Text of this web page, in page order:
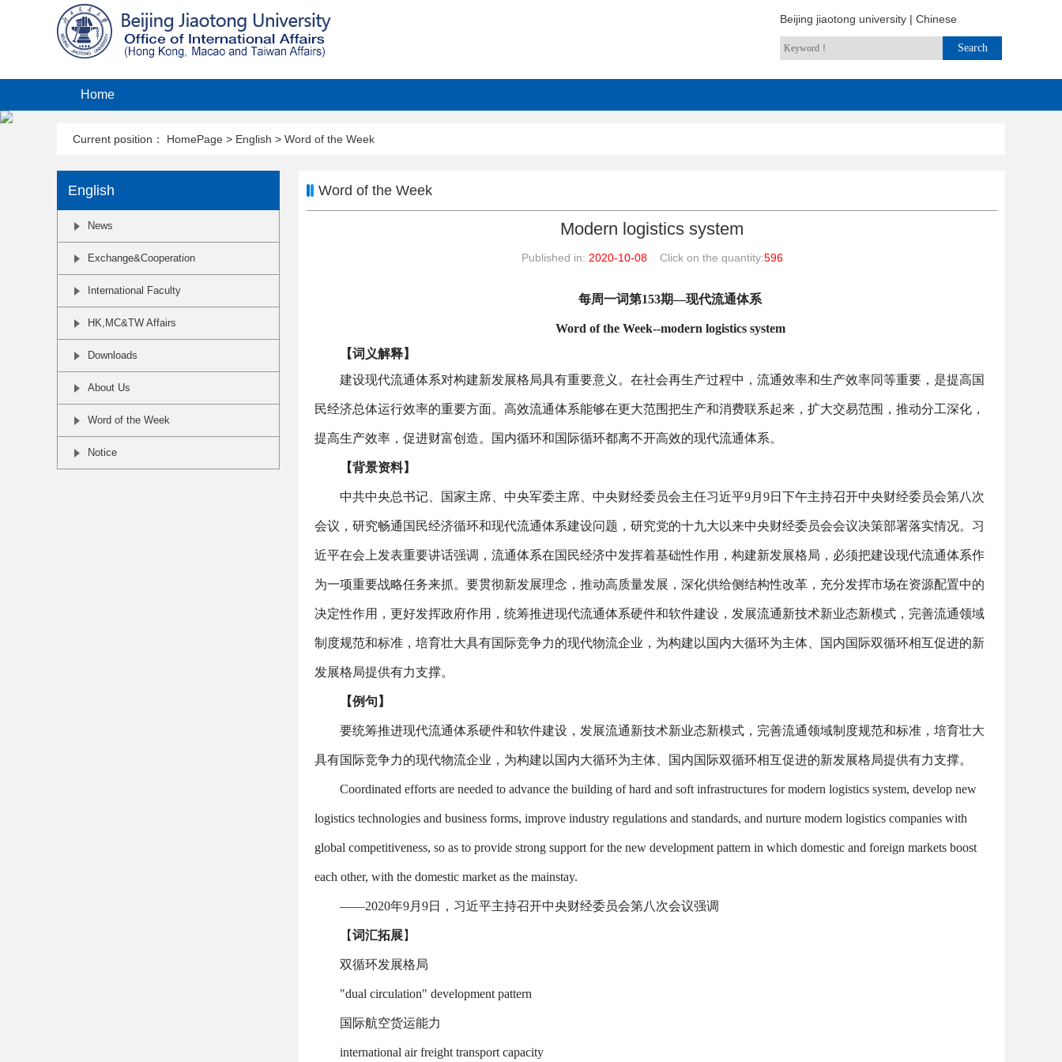
Beijing jiaotong university | Chinese
Home
Current position： HomePage > English > Word of the Week
English
News
Exchange&Cooperation
International Faculty
HK,MC&TW Affairs
Downloads
About Us
Word of the Week
Notice
Word of the Week
Modern logistics system
Published in: 2020-10-08Click on the quantity:596
每周一词第153期—现代流通体系
Word of the Week--modern logistics system
【词义解释】
建设现代流通体系对构建新发展格局具有重要意义。在社会再生产过程中，流通效率和生产效率同等重要，是提高国
民经济总体运行效率的重要方面。高效流通体系能够在更大范围把生产和消费联系起来，扩大交易范围，推动分工深化，
提高生产效率，促进财富创造。国内循环和国际循环都离不开高效的现代流通体系。
【背景资料】
中共中央总书记、国家主席、中央军委主席、中央财经委员会主任习近平9月 9日下午主持召开中央财经委员会第八次
会议，研究畅通国民经济循环和现代流通体系建设问题，研究党的十九大以来中央财经委员会会议决策部署落实情况。习
近平在会上发表重要讲话强调，流通体系在国民经济中发挥着基础性作用，构建新发展格局，必须把建设现代流通体系作
为一项重要战略任务来抓。要贯彻新发展理念，推动高质量发展，深化供给侧结构性改革，充分发挥市场在资源配置中的
决定性作用，更好发挥政府作用，统筹推进现代流通体系硬件和软件建设，发展流通新技术新业态新模式，完善流通领域
制度规范和标准，培育壮大具有国际竞争力的现代物流企业，为构建以国内大循环为主体、国内国际双循环相互促进的新
发展格局提供有力支撑。
【例句】
要统筹推进现代流通体系硬件和软件建设，发展流通新技术新业态新模式，完善流通领域制度规范和标准，培育壮大
具有国际竞争力的现代物流企业，为构建以国内大循环为主体、国内国际双循环相互促进的新发展格局提供有力支撑。
Coordinated efforts are needed to advance the building of hard and soft infrastructures for modern logistics system, develop new
logistics technologies and business forms, improve industry regulations and standards, and nurture modern logistics companies with
global competitiveness, so as to provide strong support for the new development pattern in which domestic and foreign markets boost
each other, with the domestic market as the mainstay.
——2020年9月 9日，习近平主持召开中央财经委员会第八次会议强调
【词汇拓展】
双循环发展格局
"dual circulation" development pattern
国际航空货运能力
international air freight transport capacity